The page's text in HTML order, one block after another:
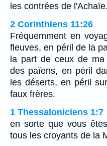
les contrées de l'Achaïe.
2 Corinthiens 11:26
Fréquemment en
fleuves, en péril de la
la part de ceux de
des païens, en péril
les déserts, en péril
faux frères.
1 Thessaloniciens 1:7
en sorte que vous
tous les croyants de la